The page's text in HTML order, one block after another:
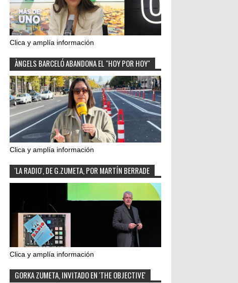
Clica y amplía información
ÀNGELS BARCELÓ ABANDONA EL "HOY POR HOY"
Clica y amplía información
'LA RADIO', DE G.ZUMETA, POR MARTÍN BERRADE
Clica y amplía información
GORKA ZUMETA, INVITADO EN 'THE OBJECTIVE'